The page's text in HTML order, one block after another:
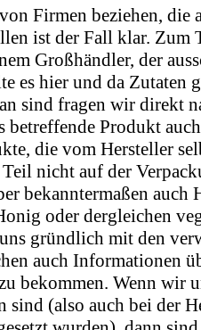
Firmen beziehen, die
ist der Fall klar. Zum
Großhändler, der
es hier und da Zutaten
sind fragen wir direkt
betreffende Produkt
die vom Hersteller
nicht auf der
bekanntermaßen auch
oder dergleichen
gründlich mit den
auch Informationen
bekommen. Wenn wir
sind (also auch bei der